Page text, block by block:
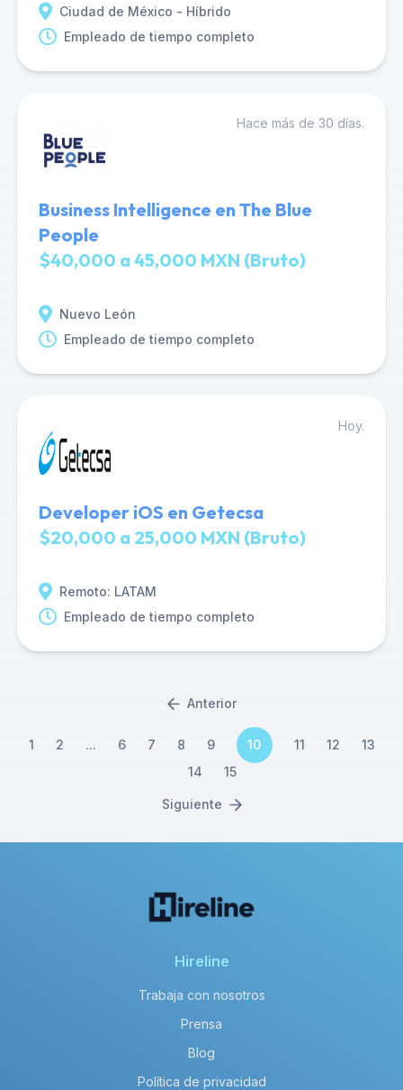
Ciudad de México - Híbrido
Empleado de tiempo completo
Hace más de 30 días.
Business Intelligence en The Blue
People
$40,000 a 45,000 MXN (Bruto)
Nuevo León
Empleado de tiempo completo
Hoy.
Developer iOS en Getecsa
$20,000 a 25,000 MXN (Bruto)
Remoto: LATAM
Empleado de tiempo completo
Anterior
1 2 ... 6 7 8 9 10 11 12
13
14
15
Siguiente
Hireline
Trabaja con nosotros
Prensa
Blog
Política de privacidad